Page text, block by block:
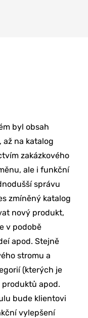
byl obsah
až na katalog
zakázkového
ale i funkční
správu
zmíněný katalog
nový produkt,
v podobě
apod. Stejně
stromu a
(kterých je
apod.
bude klientovi
vylepšení